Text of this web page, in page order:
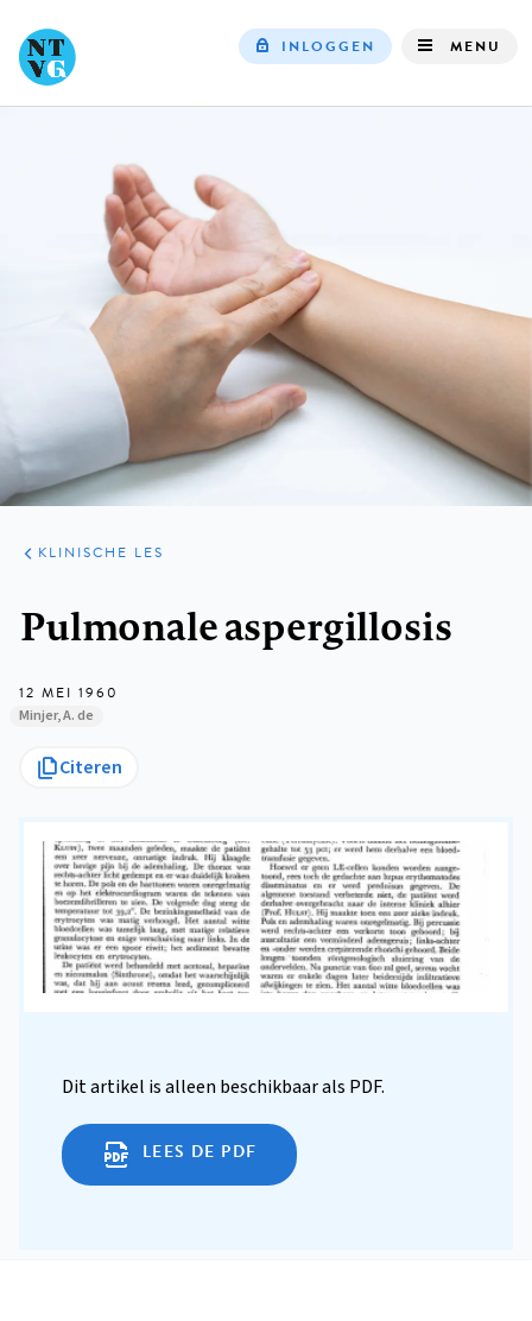
INLOGGEN MENU
ARTIKELEN
PRAKTIJK
KLINISCHE LES
Pulmonale aspergillosis
12 MEI 1960
Minjer, A. de
Citeren
Dit artikel is alleen beschikbaar als PDF.
LEES DE PDF